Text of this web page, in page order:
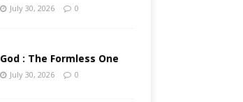
July 30, 2026 0
God : The Formless One
July 30, 2026 0